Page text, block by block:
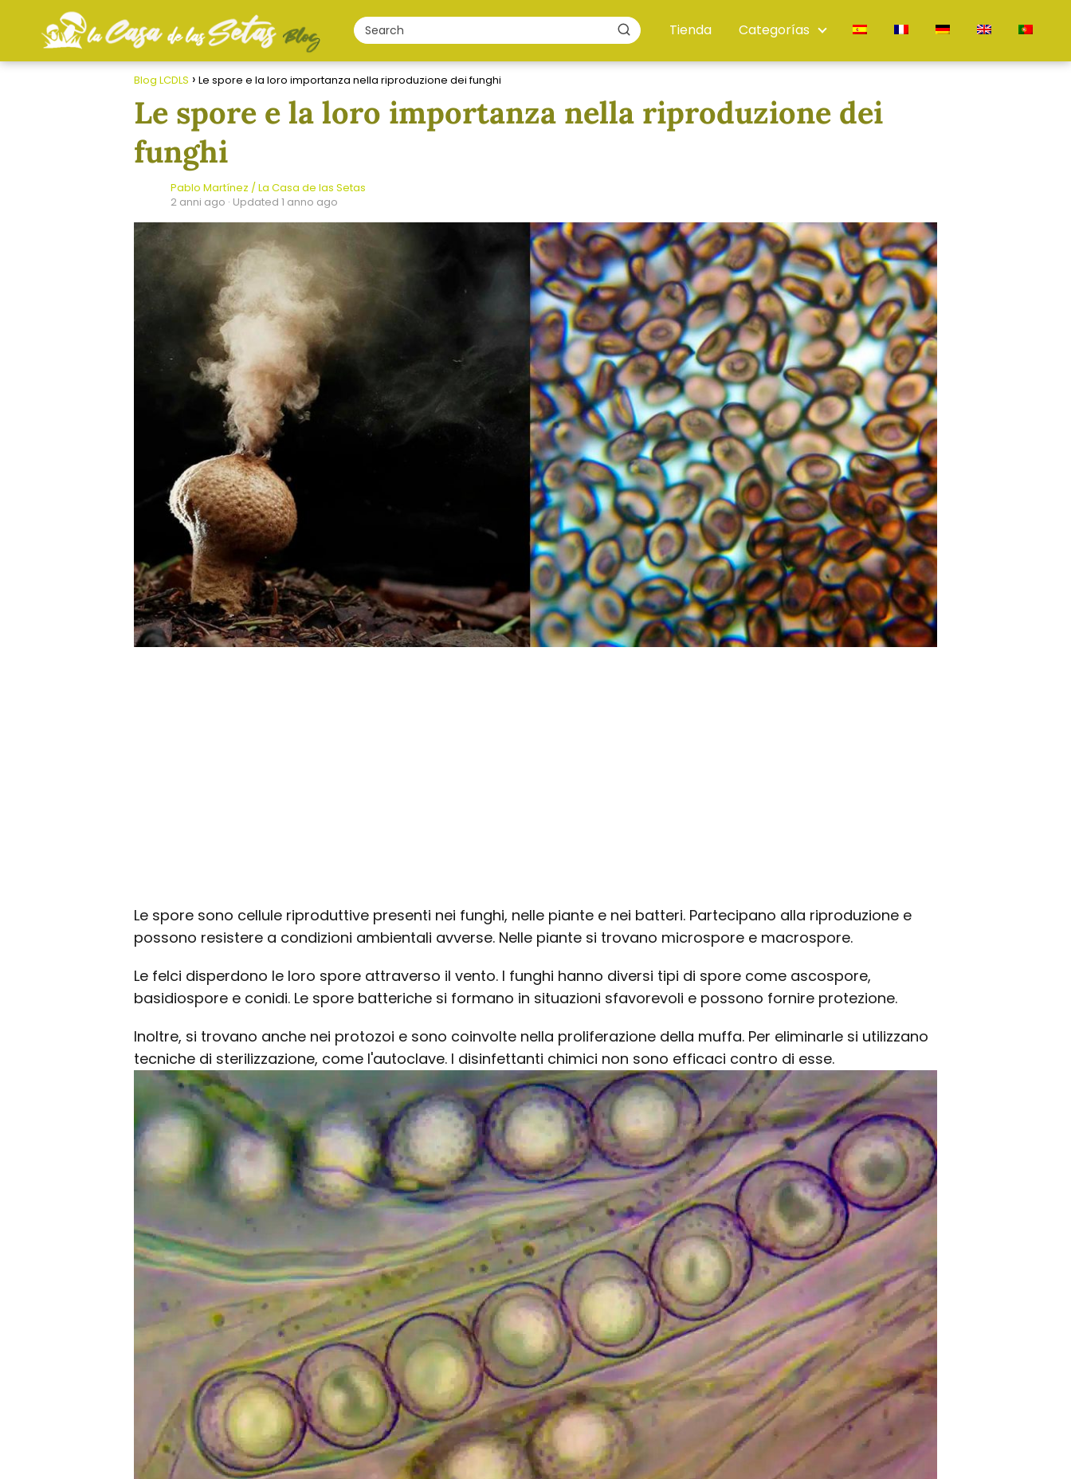
Tienda Categorías
Blog LCDLS Le spore e la loro importanza nella riproduzione dei funghi
Le spore e la loro importanza nella riproduzione dei
funghi
Pablo Martínez / La Casa de las Setas
2 anni ago · Updated 1 anno ago
Le spore sono cellule riproduttive presenti nei funghi, nelle piante e nei batteri. Partecipano alla riproduzione e
possono resistere a condizioni ambientali avverse. Nelle piante si trovano microspore e macrospore.
Le felci disperdono le loro spore attraverso il vento. I funghi hanno diversi tipi di spore come ascospore,
basidiospore e conidi. Le spore batteriche si formano in situazioni sfavorevoli e possono fornire protezione.
Inoltre, si trovano anche nei protozoi e sono coinvolte nella proliferazione della muffa. Per eliminarle si utilizzano
tecniche di sterilizzazione, come l'autoclave. I disinfettanti chimici non sono efficaci contro di esse.